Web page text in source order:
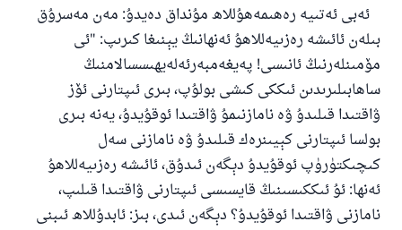
ئەبى ئەتىيە رەھىمەھۇللاھ مۇنداق دەيدۇ: مەن مەسرۇق
بىلەن ئائىشە رەزىيەللاھۇ ئەنھانىڭ يېنىغا كىرىپ: "ئى
مۆمىنلەرنىڭ ئانىسى! پەيغەمبەرئەلەيھىسسالامنىڭ
ساھابىلىرىدىن ئىككى كىشى بولۇپ، بىرى ئىپتارنى ئۆز
ۋاقتىدا قىلىدۇ ۋە نامازنىمۇ ۋاقتىدا ئوقۇيدۇ، يەنە بىرى
بولسا ئىپتارنى كېيىنرەك قىلىدۇ ۋە نامازنى سەل
كىچىكتۈرۈپ ئوقۇيدۇ دېگەن ئىدۇق، ئائىشە رەزىيەللاھۇ
ئەنھا: ئۇ ئىككىسىنىڭ قايسىسى ئىپتارنى ۋاقتىدا قىلىپ،
نامازنى ۋاقتىدا ئوقۇيدۇ؟ دېگەن ئىدى، بىز: ئابدۇللاھ ئىبنى
ئىئائە